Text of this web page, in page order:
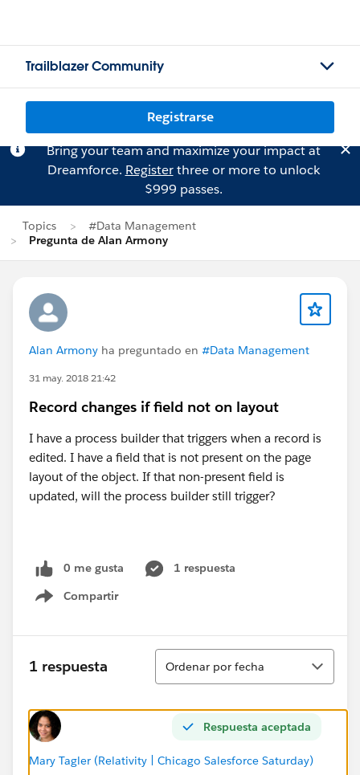
Trailblazer Community
Registrarse
Bring your team and maximize your impact at
Dreamforce. Registerthree or more to unlock
$999 passes.
Topics
#Data Management
Pregunta de Alan Armony
Alan Armony ha preguntado en #Data Management
31 may. 2018 21:42
Record changes if field not on layout
I have a process builder that triggers when a record is
edited. I have a field that is not present on the page
layout of the object. If that non-present field is
updated, will the process builder still trigger?
0 me gusta
1 respuesta
Compartir
Show menu
1 respuesta
Ordenar
Ordenar por fecha
Respuesta aceptada
Mary Tagler (Relativity | Chicago Salesforce Saturday)